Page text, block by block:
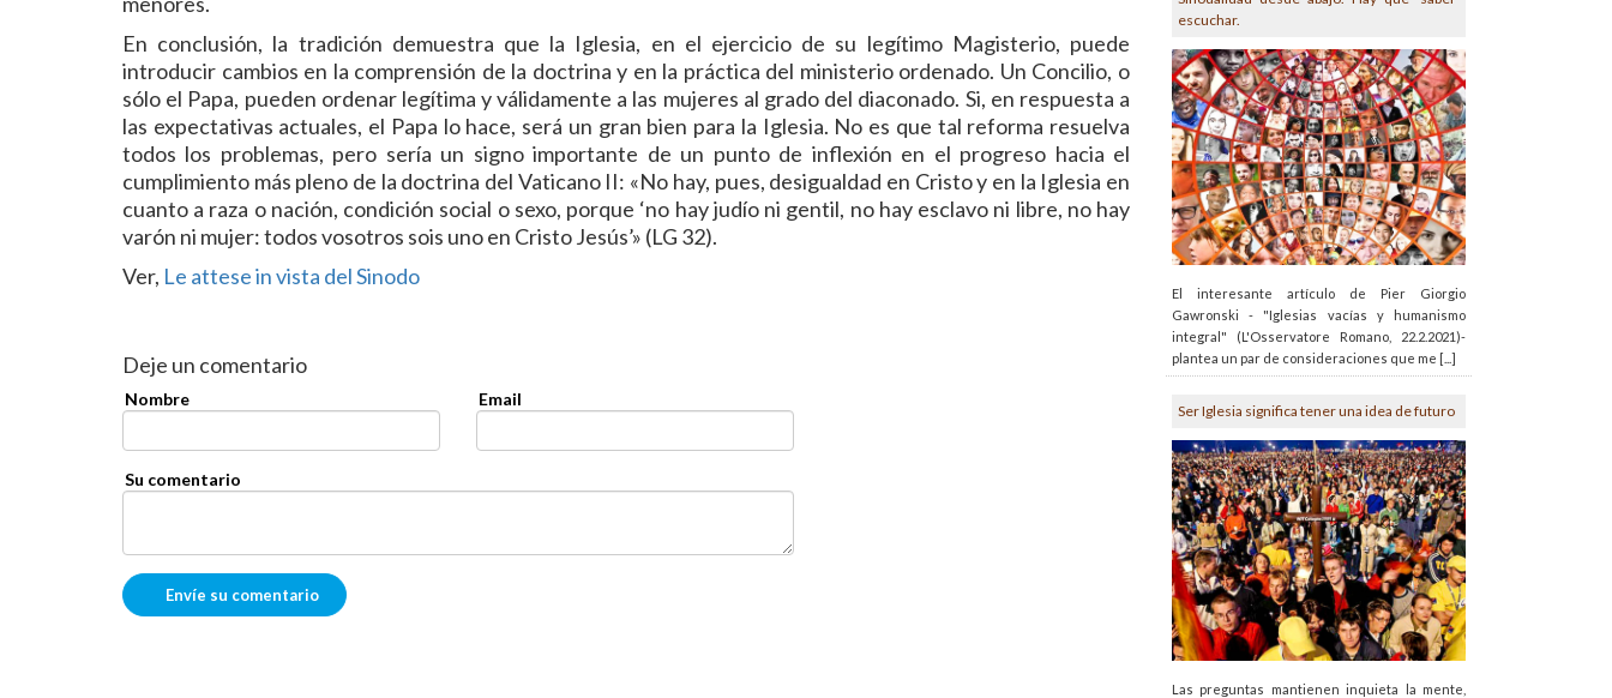
En conclusión, la tradición demuestra que la Iglesia, en el ejercicio de su legítimo Magisterio, puede
introducir cambios en la comprensión de la doctrina y en la práctica del ministerio ordenado. Un Concilio, o
sólo el Papa, pueden ordenar legítima y válidamente a las mujeres al grado del diaconado. Si, en respuesta a
las expectativas actuales, el Papa lo hace, será un gran bien para la Iglesia. No es que tal reforma resuelva
todos los problemas, pero sería un signo importante de un punto de inflexión en el progreso hacia el
cumplimiento más pleno de la doctrina del Vaticano II: «No hay, pues, desigualdad en Cristo y en la Iglesia en
cuanto a raza o nación, condición social o sexo, porque ‘no hay judío ni gentil, no hay esclavo ni libre, no hay
varón ni mujer: todos vosotros sois uno en Cristo Jesús’» (LG 32).
Ver, Le attese in vista del Sinodo
Deje un comentario
Nombre Email
Su comentario
escuchar.
El interesante artículo de Pier Giorgio
Gawronski - "Iglesias vacías y humanismo
integral" (L'Osservatore Romano, 22.2.2021)-
plantea un par de consideraciones que me [...]
Ser Iglesia significa tener una idea de futuro
Las preguntas mantienen inquieta la mente,